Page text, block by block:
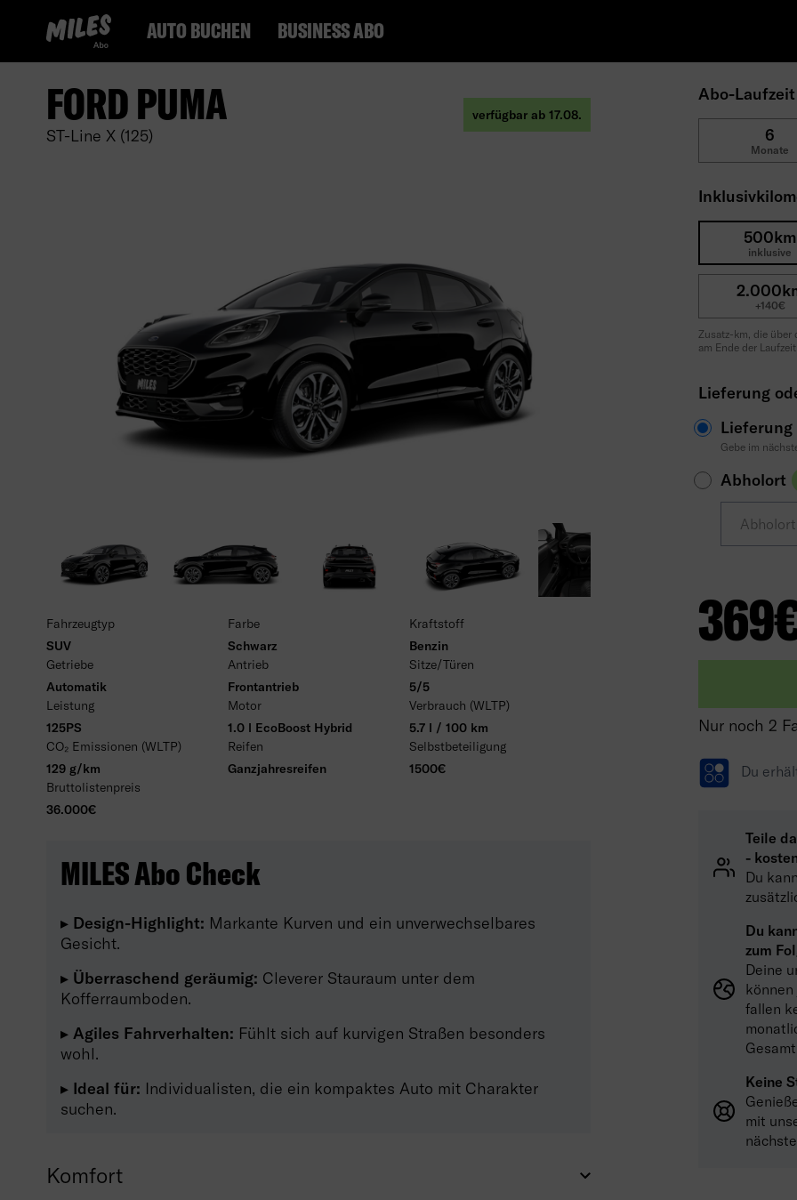
MILES Abo Logo. Zur Startseite.
AUTO BUCHEN BUSINESS ABO
FORD PUMA
ST-Line X (125)
verfügbar ab 17.08.
Fahrzeugtyp
SUV
Farbe
Schwarz
Kraftstoff
Benzin
Getriebe
Automatik
Antrieb
Frontantrieb
Sitze/Türen
5/5
Leistung
125PS
Motor
1.0 l EcoBoost Hybrid
Verbrauch (WLTP)
5.7 l / 100 km
CO₂ Emissionen (WLTP)
129 g/km
Reifen
Ganzjahresreifen
Selbstbeteiligung
1500€
Bruttolistenpreis
36.000€
MILES Abo Check
▸ Design-Highlight: Markante Kurven und ein unverwechselbares
Gesicht.
▸ Überraschend geräumig: Cleverer Stauraum unter dem
Kofferraumboden.
▸ Agiles Fahrverhalten: Fühlt sich auf kurvigen Straßen besonders
wohl.
▸ Ideal für: Individualisten, die ein kompaktes Auto mit Charakter
suchen.
Komfort
Abo-Laufzeit
6
Monate
500km
inklusive
+140€
Zusatz-km, die über
am Ende der
Lieferung
Lieferung
Gebe im
Abholort
369
Nur noch 2
Du
Teile
-
Du
Du
zum
Deine
fallen
Keine
mit